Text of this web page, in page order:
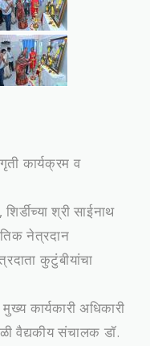
कार्यक्रम व
श्री साईनाथ
नेत्रदान
कुटुंबीयांचा
कार्यकारी अधिकारी
वैद्यकीय संचालक डॉ.